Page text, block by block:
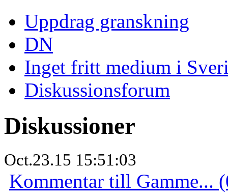
Uppdrag granskning
DN
Inget fritt medium i
Diskussionsforum
Diskussioner
Oct.23.15 15:51:03
Kommentar till Gamme...